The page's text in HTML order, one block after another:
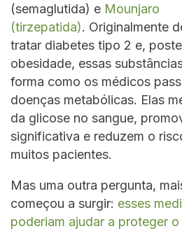
(semaglutida) e Mounjaro
(tirzepatida). Originalmente
tratar diabetes tipo 2 e,
obesidade, essas
forma como os médicos
doenças metabólicas. Elas
da glicose no sangue,
significativa e reduzem o
muitos pacientes.
Mas uma outra pergunta,
começou a surgir: esses
poderiam ajudar a proteger o